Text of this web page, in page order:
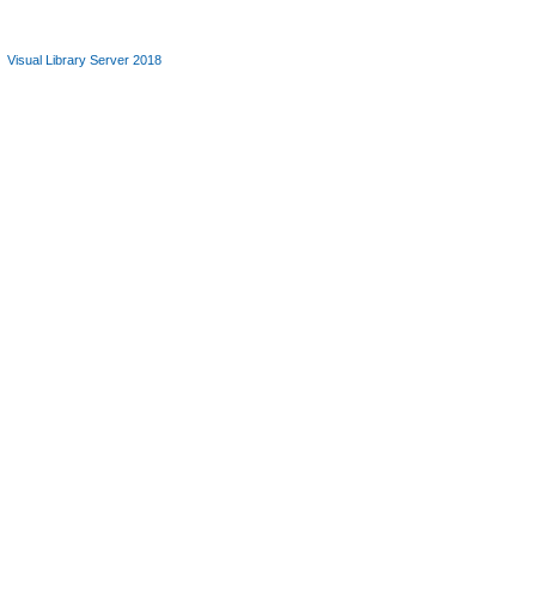
Visual Library Server 2018